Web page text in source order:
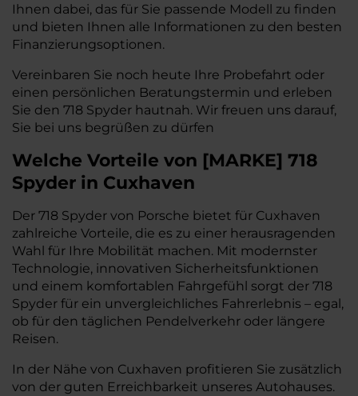
Ihnen dabei, das für Sie passende Modell zu finden
und bieten Ihnen alle Informationen zu den besten
Finanzierungsoptionen.
Vereinbaren Sie noch heute Ihre Probefahrt oder
einen persönlichen Beratungstermin und erleben
Sie den 718 Spyder hautnah. Wir freuen uns darauf,
Sie bei uns begrüßen zu dürfen
Welche Vorteile von [MARKE] 718
Spyder in Cuxhaven
Der 718 Spyder von Porsche bietet für Cuxhaven
zahlreiche Vorteile, die es zu einer herausragenden
Wahl für Ihre Mobilität machen. Mit modernster
Technologie, innovativen Sicherheitsfunktionen
und einem komfortablen Fahrgefühl sorgt der 718
Spyder für ein unvergleichliches Fahrerlebnis – egal,
ob für den täglichen Pendelverkehr oder längere
Reisen.
In der Nähe von Cuxhaven profitieren Sie zusätzlich
von der guten Erreichbarkeit unseres Autohauses.